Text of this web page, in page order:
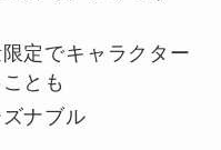
限定でキャラクター
とも
ナブル